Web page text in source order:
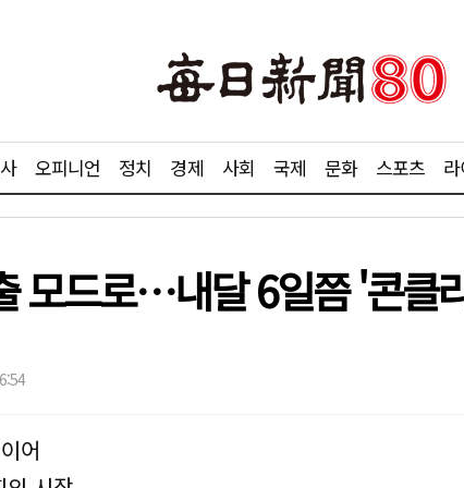
오피니언 정치 경제 사회 국제 문화 스포츠
모드로…내달 6일쯤 '콘클
어